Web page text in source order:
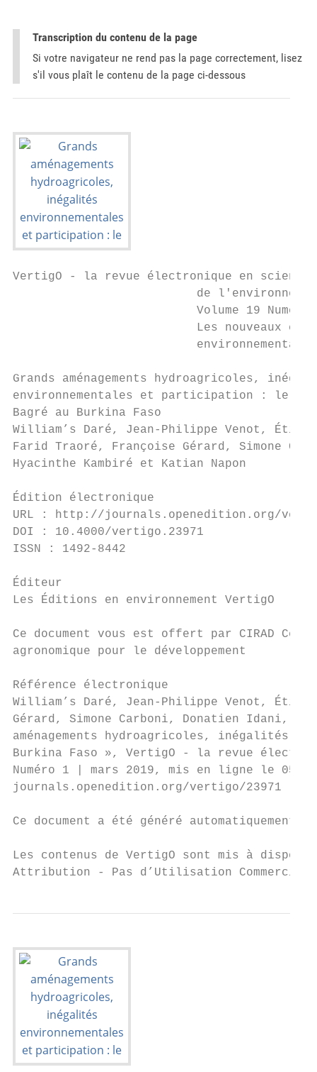
Transcription du contenu de la page
Si votre navigateur ne rend pas la page correctement, lisez
s'il vous plaît le contenu de la page ci-dessous
VertigO - la revue électronique en sciences
de
Volume 19 Numéro
Les nouveaux
                          environnementale
Grands aménagements hydroagricoles,
environnementales et participation : le
Bagré au Burkina Faso
William’s Daré, Jean-Philippe Venot,
Farid Traoré, Françoise Gérard, Simone
Hyacinthe Kambiré et Katian Napon
Édition électronique
URL : http://journals.openedition.org/
DOI : 10.4000/vertigo.23971
ISSN : 1492-8442
Éditeur
Les Éditions en environnement VertigO
Ce document vous est offert par CIRAD
agronomique pour le développement
Référence électronique
William’s Daré, Jean-Philippe Venot,
Gérard, Simone Carboni, Donatien Idani,
aménagements hydroagricoles, inégalités
Burkina Faso », VertigO - la revue
Numéro 1 | mars 2019, mis en ligne le 05
journals.openedition.org/vertigo/23971 ;
Ce document a été généré automatiquement
Les contenus de VertigO sont mis à
Attribution - Pas d’Utilisation